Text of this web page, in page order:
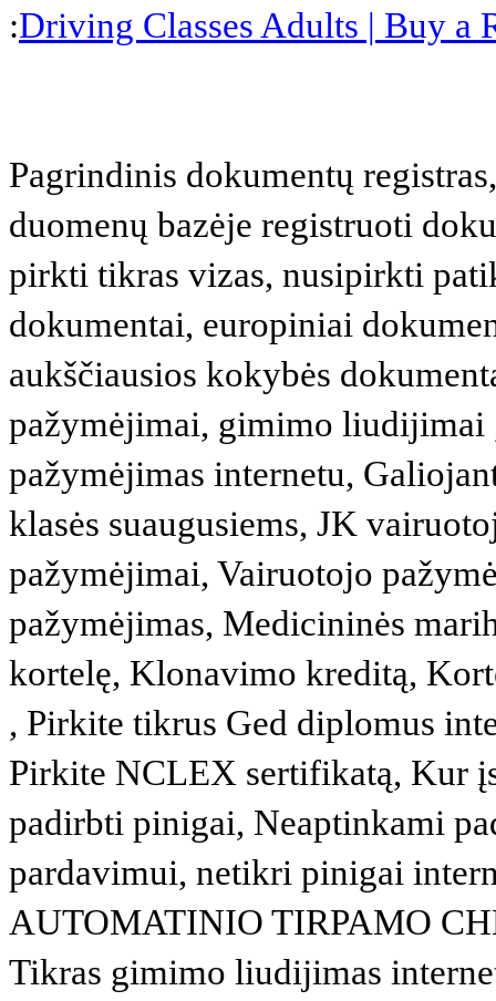
:Driving Classes Adults | Buy a
Pagrindinis dokumentų
duomenų bazėje registruoti
pirkti tikras vizas, nusipirkti
dokumentai, europiniai
aukščiausios kokybės
pažymėjimai, gimimo liudijimai
pažymėjimas internetu,
klasės suaugusiems, JK
pažymėjimai, Vairuotojo
pažymėjimas, Medicininės
kortelę, Klonavimo kreditą,
, Pirkite tikrus Ged diplomus
Pirkite NCLEX sertifikatą, Kur
padirbti pinigai, Neaptinkami
pardavimui, netikri pinigai
AUTOMATINIO TIRPAMO
Tikras gimimo liudijimas